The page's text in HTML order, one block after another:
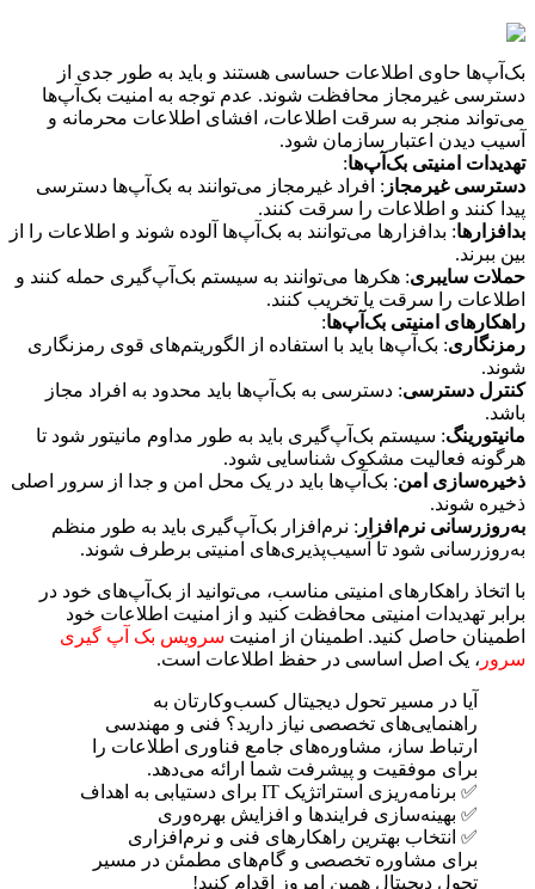
بک‌آپ‌ها حاوی اطلاعات حساسی هستند و باید به طور جدی از
دسترسی غیرمجاز محافظت شوند. عدم توجه به امنیت بک‌آپ‌ها
می‌تواند منجر به سرقت اطلاعات، افشای اطلاعات محرمانه و
آسیب دیدن اعتبار سازمان شود.
تهدیدات امنیتی بک‌آپ‌ها:
دسترسی غیرمجاز : افراد غیرمجاز می‌توانند به بک‌آپ‌ها دسترسی
پیدا کنند و اطلاعات را سرقت کنند.
بدافزارها: بدافزارها می‌توانند به بک‌آپ‌ها آلوده شوند و اطلاعات را از
بین ببرند.
حملات سایبری: هکرها می‌توانند به سیستم بک‌آپ‌گیری حمله کنند و
اطلاعات را سرقت یا تخریب کنند.
راهکارهای امنیتی بک‌آپ‌ها:
رمزنگاری: بک‌آپ‌ها باید با استفاده از الگوریتم‌های قوی رمزنگاری
شوند.
کنترل دسترسی: دسترسی به بک‌آپ‌ها باید محدود به افراد مجاز
باشد.
مانیتورینگ: سیستم بک‌آپ‌گیری باید به طور مداوم مانیتور شود تا
هرگونه فعالیت مشکوک شناسایی شود.
ذخیره‌سازی امن: بک‌آپ‌ها باید در یک محل امن و جدا از سرور اصلی
ذخیره شوند.
به‌روزرسانی نرم‌افزار : نرم‌افزار بک‌آپ‌گیری باید به طور منظم
به‌روزرسانی شود تا آسیب‌پذیری‌های امنیتی برطرف شوند.
با اتخاذ راهکارهای امنیتی مناسب، می‌توانید از بک‌آپ‌های خود در
برابر تهدیدات امنیتی محافظت کنید و از امنیت اطلاعات خود
اطمینان حاصل کنید. اطمینان از امنیت سرویس بک آپ گیری
سرور ، یک اصل اساسی در حفظ اطلاعات است.
آیا در مسیر تحول دیجیتال کسب‌وکارتان به
راهنمایی‌های تخصصی نیاز دارید؟ فنی و مهندسی
ارتباط ساز، مشاوره‌های جامع فناوری اطلاعات را
برای موفقیت و پیشرفت شما ارائه می‌دهد.
✅ برنامه‌ریزی استراتژیک IT برای دستیابی به اهداف
✅ بهینه‌سازی فرایندها و افزایش بهره‌وری
✅ انتخاب بهترین راهکارهای فنی و نرم‌افزاری
برای مشاوره تخصصی و گام‌های مطمئن در مسیر
تحول دیجیتال همین امروز اقدام کنید!